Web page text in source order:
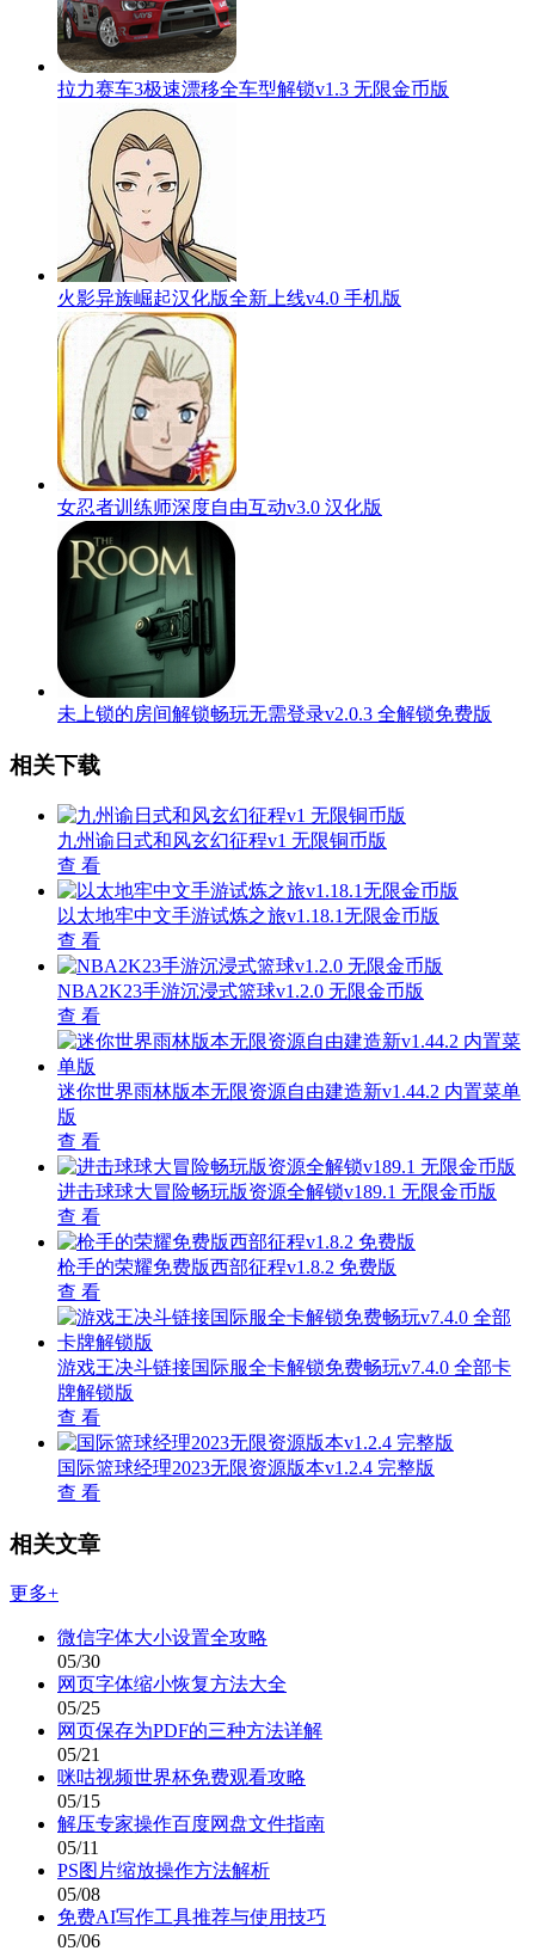
拉力赛车3极速漂移全车型解锁v1.3 无限金币版
火影异族崛起汉化版全新上线v4.0 手机版
女忍者训练师深度自由互动v3.0 汉化版
未上锁的房间解锁畅玩无需登录v2.0.3 全解锁免费版
相关下载
九州谕日式和风玄幻征程v1 无限铜币版
查 看
以太地牢中文手游试炼之旅v1.18.1无限金币版
查 看
NBA2K23手游沉浸式篮球v1.2.0 无限金币版
查 看
迷你世界雨林版本无限资源自由建造新v1.44.2 内置菜单
版
查 看
进击球球大冒险畅玩版资源全解锁v189.1 无限金币版
查 看
枪手的荣耀免费版西部征程v1.8.2 免费版
查 看
游戏王决斗链接国际服全卡解锁免费畅玩v7.4.0 全部卡
牌解锁版
查 看
国际篮球经理2023无限资源版本v1.2.4 完整版
查 看
相关文章
更多+
微信字体大小设置全攻略
05/30
网页字体缩小恢复方法大全
05/25
网页保存为PDF的三种方法详解
05/21
咪咕视频世界杯免费观看攻略
05/15
解压专家操作百度网盘文件指南
05/11
PS图片缩放操作方法解析
05/08
免费AI写作工具推荐与使用技巧
05/06